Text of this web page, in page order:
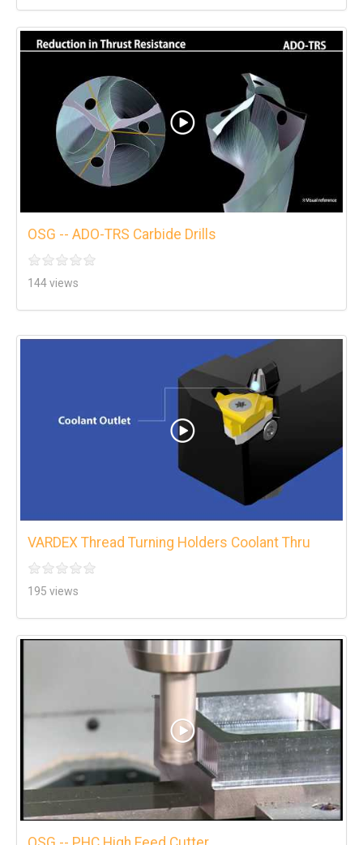
OSG -- ADO-TRS Carbide Drills
144 views
VARDEX Thread Turning Holders Coolant Thru
195 views